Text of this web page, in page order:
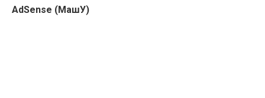
AdSense (МашУ)